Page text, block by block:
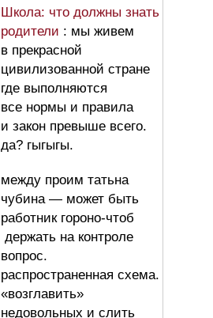
Школа: что должны знать
родители : мы живем
в прекрасной
цивилизованной стране
где выполняются
все нормы и правила
и закон превыше всего.
да? гыгыгы.
между проим татьна
чубина — может быть
работник гороно-чтоб
держать на контроле
вопрос.
распространенная схема.
«возглавить»
недовольных и слить